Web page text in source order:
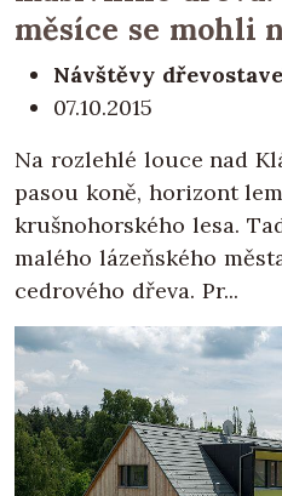
měsíce se mohli
Návštěvy
07.10.2015
Na rozlehlé louce nad
pasou koně, horizont
krušnohorského lesa.
malého lázeňského
cedrového dřeva. Pr...